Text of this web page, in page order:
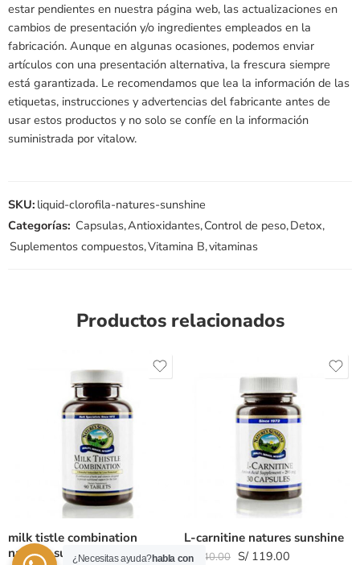
estar pendientes en nuestra página web, las actualizaciones en
cambios de presentación y/o ingredientes empleados en la
fabricación. Aunque en algunas ocasiones, podemos enviar
artículos con una presentación alternativa, la frescura siempre
está garantizada. Le recomendamos que lea la información de las
etiquetas, instrucciones y advertencias del fabricante antes de
usar estos productos y no solo se confíe en la información
suministrada por vitalow.
SKU: liquid-clorofila-natures-sunshine
Categorías: Capsulas,Antioxidantes,Control de peso,Detox,
Suplementos compuestos,Vitamina B,vitaminas
Productos relacionados
milk tistle combination
natures sunshine
L-carnitine natures sunshine
S/ 140.00 S/119.00
¿Necesitas ayuda?habla con